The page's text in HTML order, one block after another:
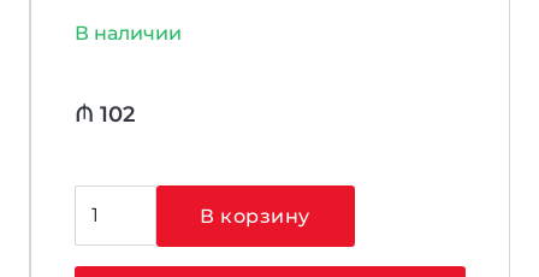
В наличии
₼ 102
товара
В корзину